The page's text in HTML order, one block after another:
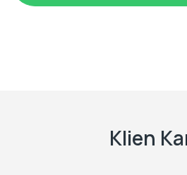
Klien